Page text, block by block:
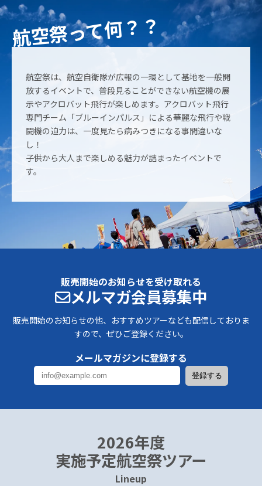
2026.04.14
岩国航空基地フレンドシップデーの展示内容が発表されました。
三沢基地航空祭の日程が発表されました。
2026.03.03
ブルーインパルスの年間スケジュールが発表されました！
2026.02.24
岩国航空基地フレンドシップデー有料観覧席チケット2月26日午
前10時販売開始
美保基地航空祭の日程が発表されました。
航空祭って何？？
航空祭は、航空自衛隊が広報の一環として基地を一般開
放するイベントで、普段見ることができない航空機の展
示やアクロバット飛行が楽しめます。アクロバット飛行
専門チーム「ブルーインパルス」による華麗な飛行や戦
闘機の迫力は、一度見たら病みつきになる事間違いな
し！
子供から大人まで楽しめる魅力が詰まったイベントで
す。
販売開始のお知らせを受け取れる
メルマガ会員募集中
販売開始のお知らせの他、おすすめツアーなども配信しておりま
すので、ぜひご登録ください。
メールマガジンに登録する
2026年度
実施予定航空祭ツアー
Lineup